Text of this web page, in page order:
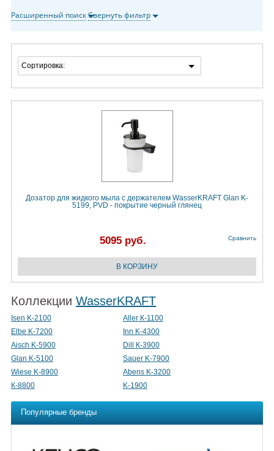
Расширенный поискСвернуть фильтр
Сортировка:
Дозатор для жидкого мыла с держателем WasserKRAFT Glan K-
5199, PVD - покрытие черный глянец
5095 руб. Сравнить
Коллекции WasserKRAFT
Isen K-2100
Aller К-1100
Elbe K-7200
Inn K-4300
Aisch K-5900
Dill К-3900
Glan K-5100
Sauer K-7900
Wiese K-8900
Abens K-3200
К-8800
K-1900
Популярные бренды